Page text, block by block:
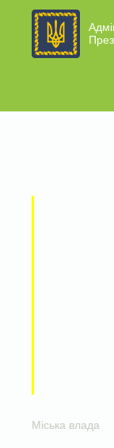
Міська влада